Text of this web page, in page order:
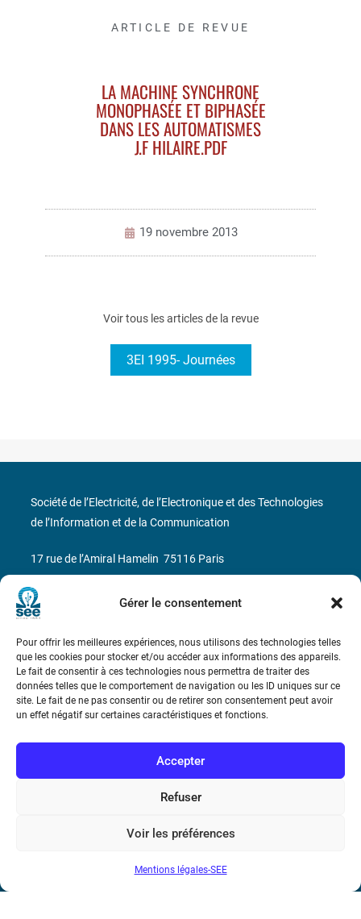
Gérer le consentement
Pour offrir les meilleures expériences, nous utilisons des technologies telles
que les cookies pour stocker et/ou accéder aux informations des appareils.
Le fait de consentir à ces technologies nous permettra de traiter des
données telles que le comportement de navigation ou les ID uniques sur ce
site. Le fait de ne pas consentir ou de retirer son consentement peut avoir
un effet négatif sur certaines caractéristiques et fonctions.
Accepter
Refuser
Voir les préférences
Mentions légales-SEE
ARTICLE DE REVUE
LA MACHINE SYNCHRONE
MONOPHASÉE ET BIPHASÉE
DANS LES AUTOMATISMES
J.F HILAIRE.PDF
19 novembre 2013
Voir tous les articles de la revue
3EI 1995- Journées
Bicentenaire des découvertes d’André-
Marie Ampère
Conditions Générales de Vente
Mentions légales
Société de l’Electricité, de l’Electronique et des Technologies
de l’Information et de la Communication
17 rue de l’Amiral Hamelin 75116 Paris
Métro : « Boissière » Ligne 6 et « Iéna » Ligne 9
N° de SIREN : 785 393 232, Code APE : 9412Z TVA intra-
communautaire : FR44 785 393 232